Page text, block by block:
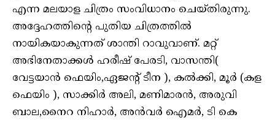
എന്ന മലയാള ചിത്രം സംവിധാനം ചെയ്തിരുന്നു.
അദ്ദേഹത്തിന്റെ പുതിയ ചിത്രത്തിൽ
നായികയാകുന്നത് ശാന്തി റാവുവാണ്. മറ്റ്
അഭിനേതാക്കൾ ഹരീഷ് പേരടി, വാസന്തി(
വേട്ടയാൻ ഫെയിം,ഏജന്റ് ടീന ), കൽക്കി, മൂർ (കള
ഫെയിം ), സാക്കിർ അലി, മണിമാരൻ, അരുവി
ബാല,നൈറ നിഹാർ, അൻവർ ഐമർ, ടി കെ